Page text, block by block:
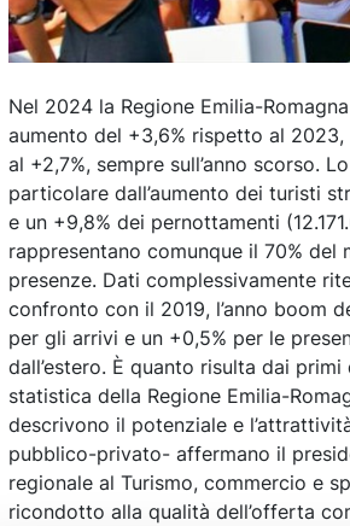
Nel 2024 la Regione Emilia-
aumento del +3,6% rispetto al
al +2,7%, sempre sull’anno scorso.
particolare dall’aumento dei turisti
e un +9,8% dei pernottamenti
rappresentano comunque il 70% del
presenze. Dati complessivamente
confronto con il 2019, l’anno boom
per gli arrivi e un +0,5% per le
dall’estero. È quanto risulta dai
statistica della Regione Emilia-
descrivono il potenziale e
pubblico-privato- affermano il
regionale al Turismo, commercio e
ricondotto alla qualità dell’offerta